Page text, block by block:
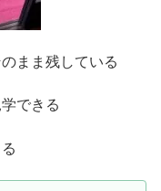
まま残している
できる